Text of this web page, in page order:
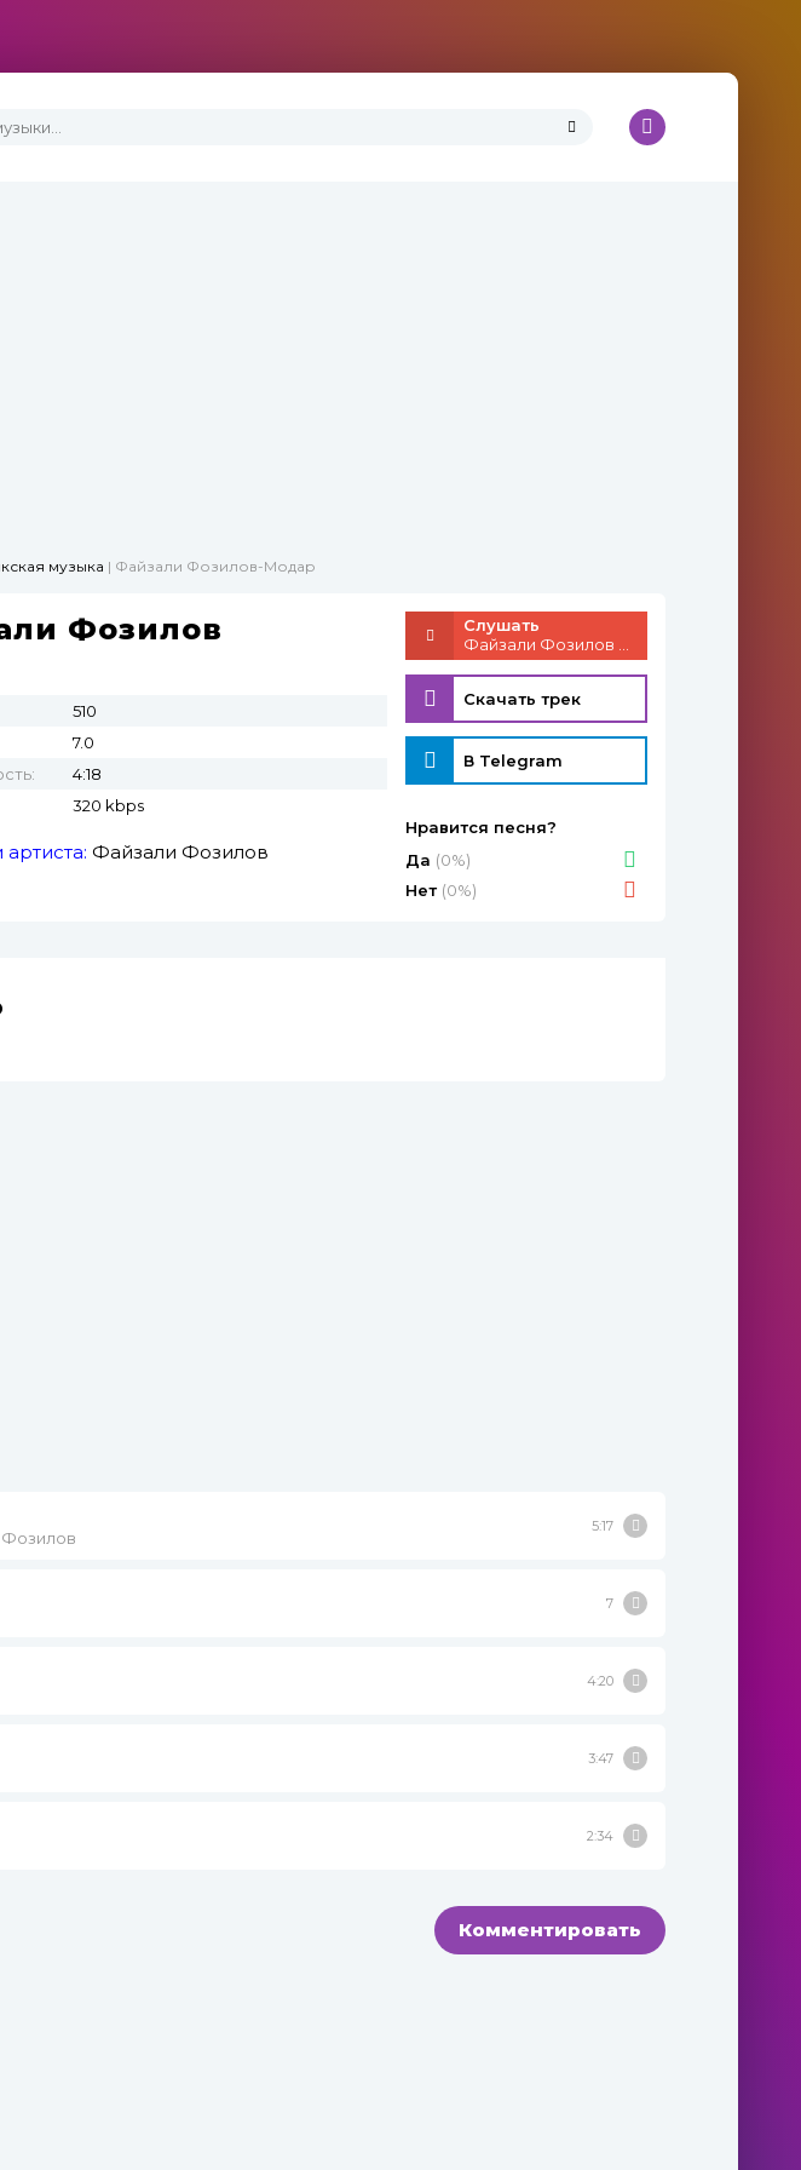
музыка | Файзали Фозилов-Модар
Фозилов
510
7.0
4:18
320 kbps
Файзали Фозилов
Слушать
Скачать трек
В Telegram
Нравится песня?
Да (0%)
Нет (0%)
Фозилов
5:17
7
4:20
3:47
2:34
Комментировать